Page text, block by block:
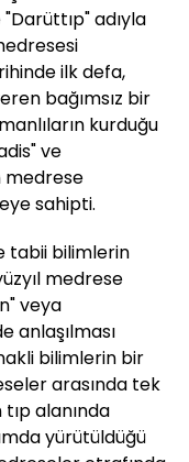
adıyla
ilk defa,
bağımsız bir
kurduğu
ve
medrese
sahipti.
tabii bilimlerin
medrese
veya
anlaşılması
bilimlerin bir
arasında tek
alanında
yürütüldüğü